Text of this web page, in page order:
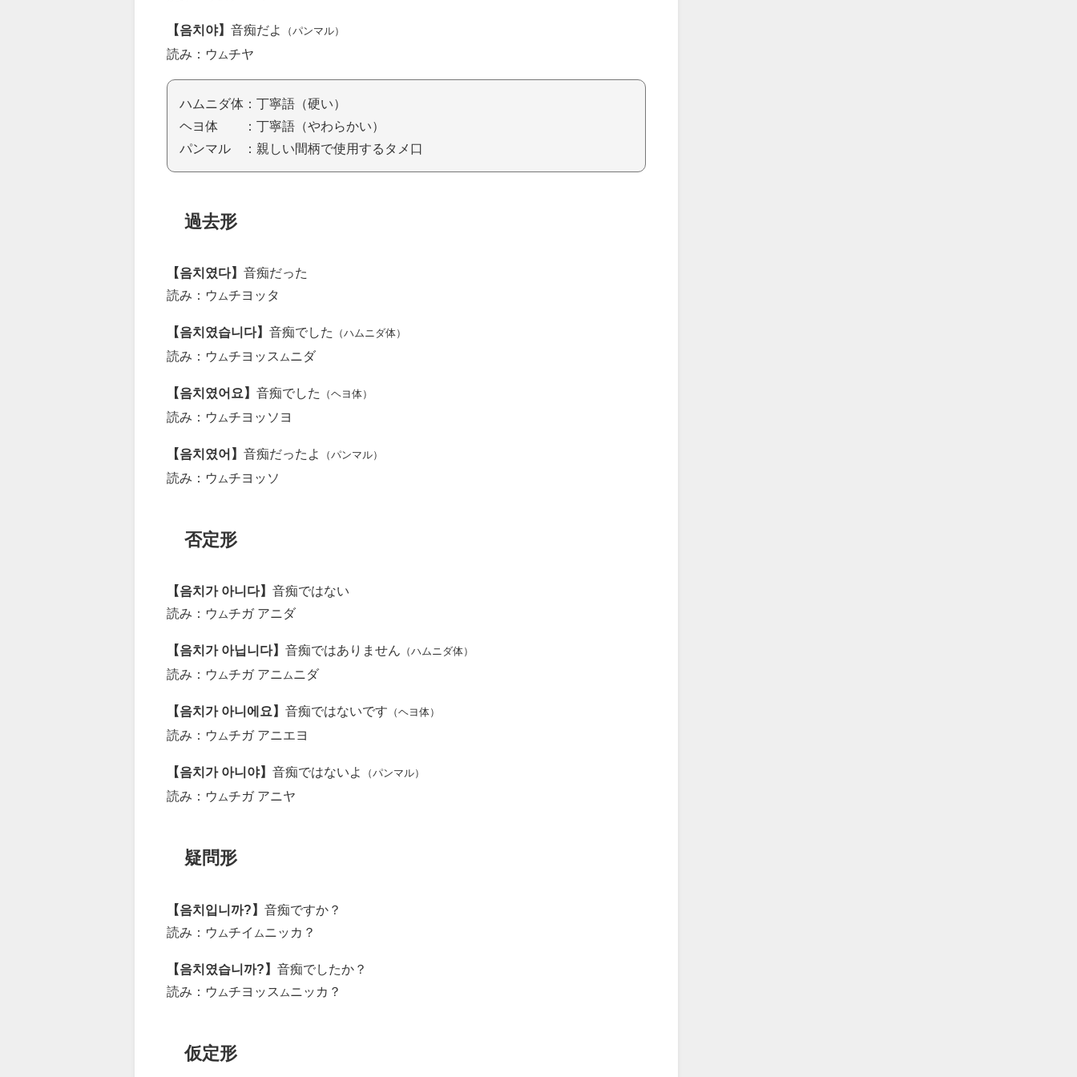
【음치야】 音痴だよ （パンマル）
読み：ウ ムチヤ
ハムニダ体：丁寧語（硬い）
ヘヨ体 ：丁寧語（やわらかい）
パンマル ：親しい間柄で使用するタメ口
過去形
【음치였다】 音痴だった
読み：ウ ムチヨッタ
【음치였습니다】 音痴でした （ハムニダ体）
読み：ウ ムチヨッス ム ニダ
【음치였어요】 音痴でした （ヘヨ体）
読み：ウ ムチヨッソヨ
【음치였어】 音痴だったよ （パンマル）
読み：ウ ムチヨッソ
否定形
【음치가 아니다】 音痴ではない
読み：ウ ムチガ アニダ
【음치가 아닙니다】 音痴ではありません （ハムニダ体）
読み：ウ ムチガ アニ ムニダ
【음치가 아니에요】 音痴ではないです （ヘヨ体）
読み：ウ ムチガ アニエヨ
【음치가 아니야】 音痴ではないよ （パンマル）
読み：ウ ムチガ アニヤ
疑問形
【음치입니까?】 音痴ですか？
読み：ウ ムチイ ム ニッカ？
【음치였습니까?】 音痴でしたか？
読み：ウ ムチヨッス ム ニッカ？
仮定形